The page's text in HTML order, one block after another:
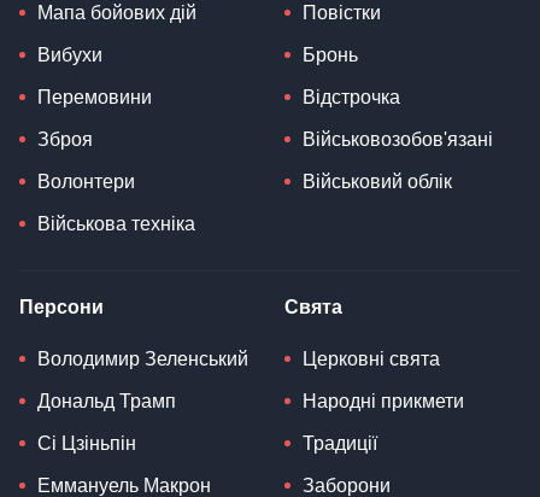
Мапа бойових дій
Вибухи
Перемовини
Зброя
Волонтери
Військова техніка
Повістки
Бронь
Відстрочка
Військовозобов'язані
Військовий облік
Персони
Володимир Зеленський
Дональд Трамп
Сі Цзіньпін
Еммануель Макрон
Свята
Церковні свята
Народні прикмети
Традиції
Заборони